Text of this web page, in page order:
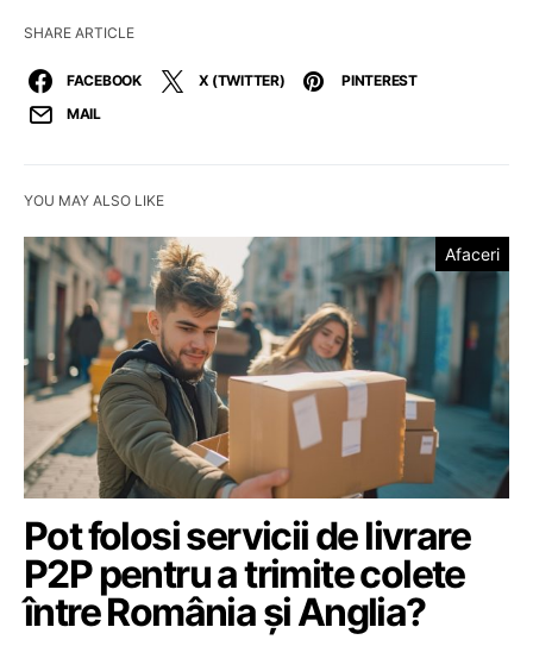
SHARE ARTICLE
FACEBOOK X (TWITTER)
PINTEREST
MAIL
YOU MAY ALSO LIKE
Afaceri
Pot folosi servicii de livrare
P2P pentru a trimite colete
între România și Anglia?